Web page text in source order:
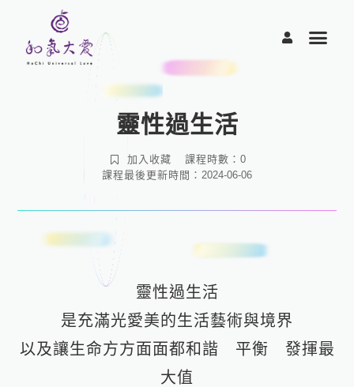
靈性過生活
加入收藏 課程時數： 0
課程最後更新時間： 2024-06-06
靈性過生活
是充滿光愛美的生活藝術與境界
以及讓生命方方面面都和諧 平衡 發揮最
大值